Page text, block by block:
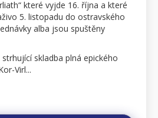
které vyjde 16. října a které
5. listopadu do ostravského
alba jsou spuštěny
skladba plná epického
Virl...